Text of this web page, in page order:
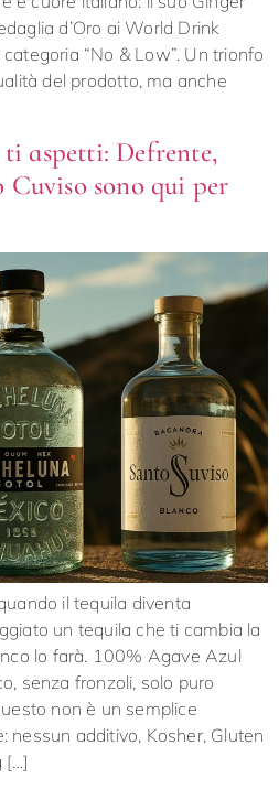
d’Oro ai World Drink
“No & Low”. Un trionfo
del prodotto, ma anche
aspetti: Defrente,
Cuviso sono qui per
il tequila diventa
un tequila che ti cambia la
lo farà. 100% Agave Azul
senza fronzoli, solo puro
non è un semplice
nessun additivo, Kosher, Gluten
[…]